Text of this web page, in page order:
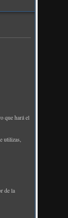
que hará el
utilizas,
de la